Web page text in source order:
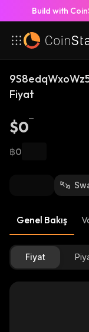
Build with
Fiyat
$0
฿0
Genel Bakış
Fiyat